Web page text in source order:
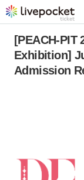
[PEACH-PIT
Exhibition]
Admission